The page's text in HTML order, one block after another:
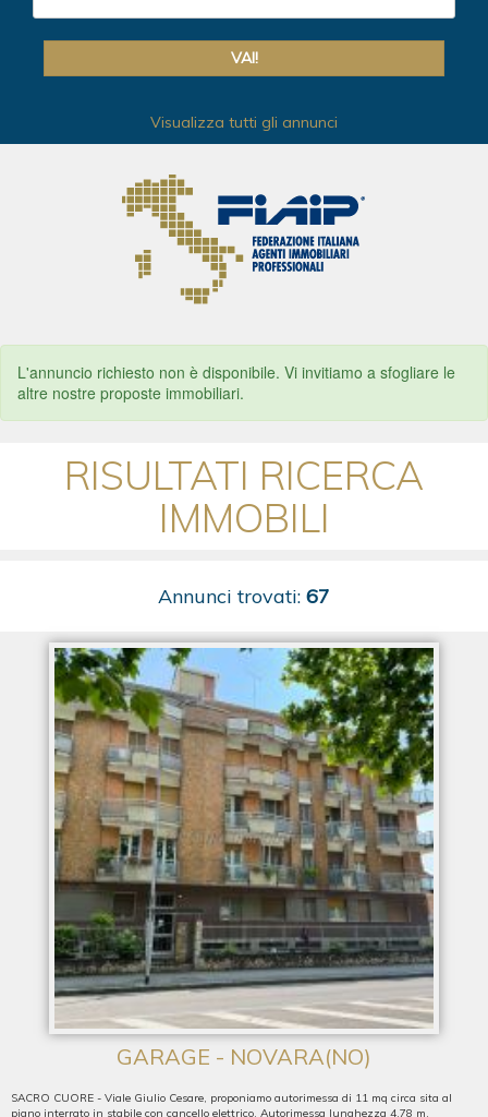
Visualizza tutti gli annunci
L'annuncio richiesto non è disponibile. Vi invitiamo a sfogliare le
altre nostre proposte immobiliari.
RISULTATI RICERCA
IMMOBILI
Annunci trovati: 67
GARAGE - NOVARA(NO)
SACRO CUORE - Viale Giulio Cesare, proponiamo autorimessa di 11 mq circa sita al
piano interrato in stabile con cancello elettrico. Autorimessa lunghezza 4,78 m,